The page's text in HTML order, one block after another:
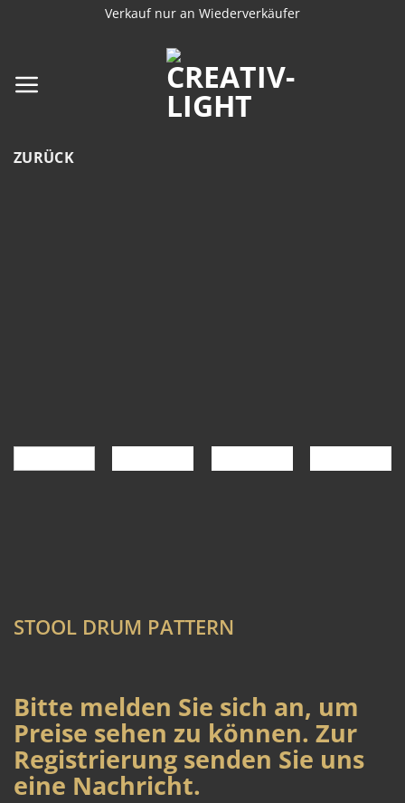
Verkauf nur an Wiederverkäufer
ZURÜCK
STOOL DRUM PATTERN
Bitte melden Sie sich an, um
Preise sehen zu können. Zur
Registrierung senden Sie uns
eine Nachricht.